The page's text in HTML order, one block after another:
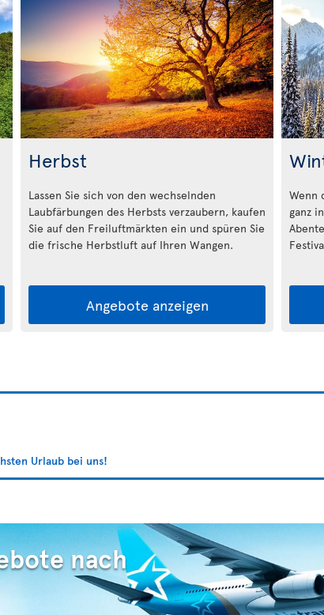
Herbst
Lassen Sie sich von den wechselnden
Laubfärbungen des Herbsts verzaubern, kaufen
Sie auf den Freiluftmärkten ein und spüren Sie
die frische Herbstluft auf Ihren Wangen.
Angebote anzeigen
Wenn
ganz
Urlaub bei uns!
nach